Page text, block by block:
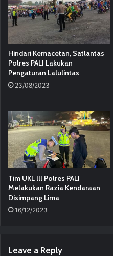
Hindari Kemacetan, Satlantas
Polres PALI Lakukan
Pengaturan Lalulintas
23/08/2023
Tim UKL lll Polres PALI
Melakukan Razia Kendaraan
Disimpang Lima
16/12/2023
Leave a Reply